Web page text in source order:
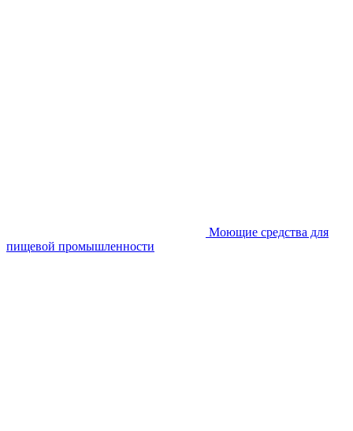
Моющие средства для
пищевой промышленности